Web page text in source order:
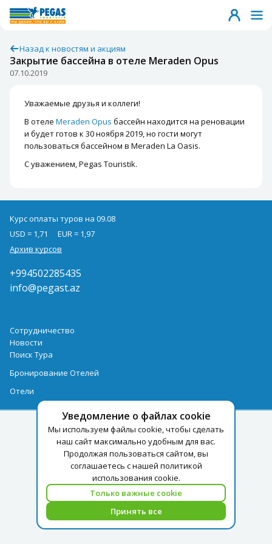
Назад к новостям и акциям
Закрытие бассейна в отеле Meraden Opus
07.10.2019
Уважаемые друзья и коллеги!
В отеле Meraden Opus бассейн находится на реновации
и будет готов к 30 ноября 2019, но гости могут
пользоваться бассейном в Meraden La Oasis.
С уважением, Pegas Touristik.
Уведомление о файлах cookie
Мы используем файлы cookie, чтобы сделать
наш сайт максимально удобным для вас.
Продолжая пользоваться сайтом, вы
соглашаетесь с нашей политикой
использования cookie.
Только важные cookie
Принять все
Курс оплаты туров на 09.08
USD = 1,71
EUR = 1,97
Архив курсов
+994502285435
info@pegast.az
Сотрудничество
Новости
Поиск Тура
Бронирование Отелей
Отели